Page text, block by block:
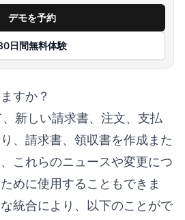
デモを予約
日間無料体験
すか？
新しい請求書、注文、支払
、請求書、領収書を作成また
これらのニュースや変更につ
めに使用することもできま
統合により、以下のことがで